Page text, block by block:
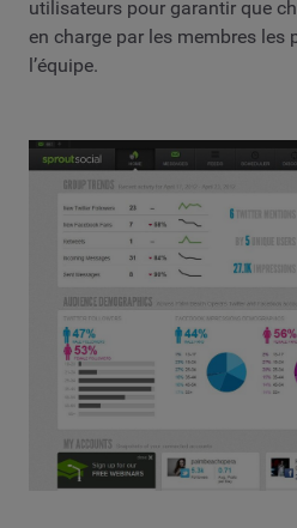
utilisateurs pour garantir que
en charge par les membres les
l’équipe.